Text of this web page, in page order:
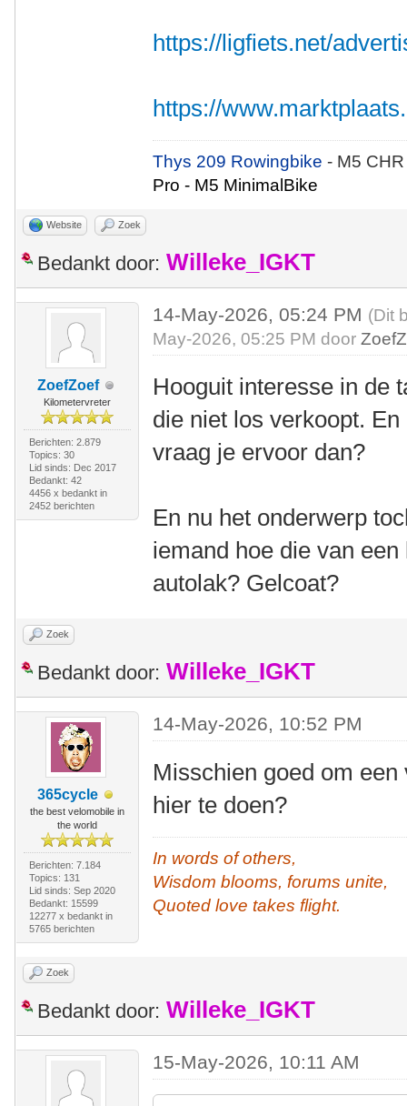
https://ligfiets.net/
https://
Thys 209 Rowingbike- M5
Pro - M5 MinimalBike
Website Zoek
Bedankt door: Willeke_IGKT
ZoefZoef
Kilometervreter
Berichten: 2.879
Topics: 30
Lid sinds: Dec 2017
Bedankt: 42
4456 x bedankt in
2452 berichten
14-May-2026, 05:24 PM (Dit
May-2026, 05:25 PM door
Hooguit interesse in de
die niet los verkoopt.
vraag je ervoor dan?
En nu het onderwerp
iemand hoe die van
autolak? Gelcoat?
Zoek
Bedankt door: Willeke_IGKT
365cycle
the best velomobile in
the world
Berichten: 7.184
Topics: 131
Lid sinds: Sep 2020
Bedankt: 15599
12277 x bedankt in
5765 berichten
14-May-2026, 10:52 PM
Misschien goed om
hier te doen?
In words of others,
Wisdom blooms, forums unite,
Quoted love takes flight.
Zoek
Bedankt door: Willeke_IGKT
15-May-2026, 10:11 AM